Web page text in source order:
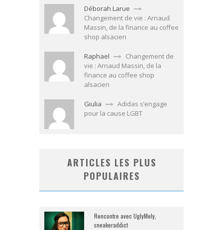
Déborah Larue
Changement de vie : Arnaud
Massin, de la finance au coffee
shop alsacien
Raphael
Changement de
vie : Arnaud Massin, de la
finance au coffee shop
alsacien
Giulia
Adidas s’engage
pour la cause LGBT
ARTICLES LES PLUS
POPULAIRES
Rencontre avec UglyMely,
sneakeraddict